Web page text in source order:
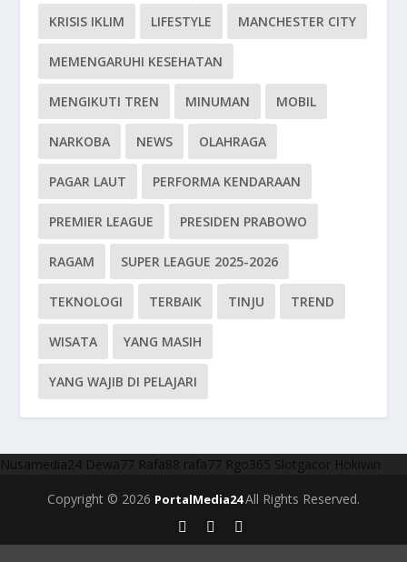
KRISIS IKLIM LIFESTYLE MANCHESTER CITY
MEMENGARUHI KESEHATAN
MENGIKUTI TREN MINUMAN MOBIL
NARKOBA NEWS OLAHRAGA
PAGAR LAUT PERFORMA KENDARAAN
PREMIER LEAGUE PRESIDEN PRABOWO
RAGAM SUPER LEAGUE 2025-2026
TEKNOLOGI TERBAIK TINJU TREND
WISATA YANG MASIH
YANG WAJIB DI PELAJARI
Nusamedia24 Dewa77 Rafa88 rafa77 Rgo365 Slotgacor Hokiwin
Copyright © 2026 PortalMedia24All Rights Reserved.